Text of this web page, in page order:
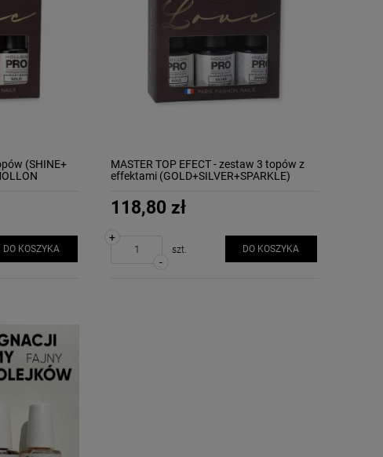
(SHINE+
DO KOSZYKA
MASTER TOP EFECT - zestaw 3 topów z
effektami (GOLD+SILVER+SPARKLE)
118,80 zł
-
+
szt. DO KOSZYKA